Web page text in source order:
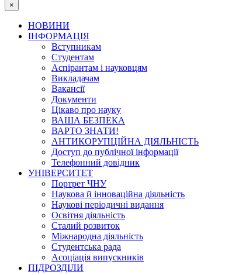
×
НОВИНИ
ІНФОРМАЦІЯ
Вступникам
Студентам
Аспірантам і науковцям
Викладачам
Вакансії
Документи
Цікаво про науку
ВАША БЕЗПЕКА
ВАРТО ЗНАТИ!
АНТИКОРУПЦІЙНА ДІЯЛЬНІСТЬ
Доступ до публічної інформації
Телефонний довідник
УНІВЕРСИТЕТ
Портрет ЧНУ
Наукова й інноваційна діяльність
Наукові періодичні видання
Освітня діяльність
Сталий розвиток
Міжнародна діяльність
Студентська рада
Асоціація випускників
ПІДРОЗДІЛИ